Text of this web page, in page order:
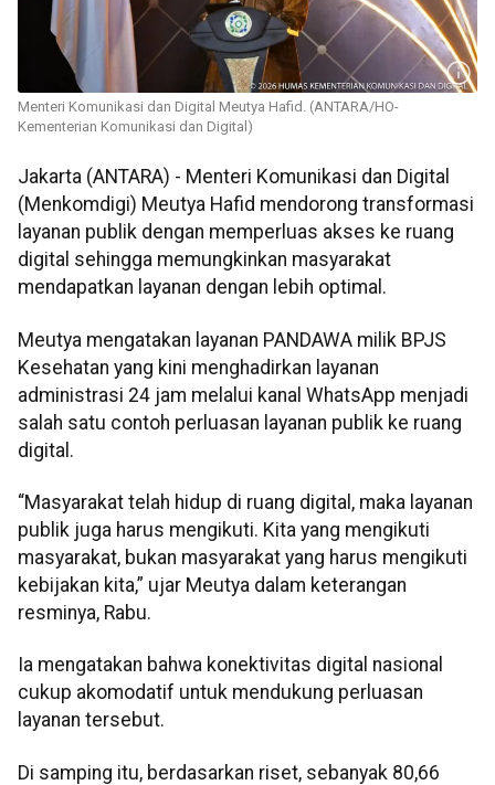
Menteri Komunikasi dan Digital Meutya Hafid. (ANTARA/HO-
Kementerian Komunikasi dan Digital)
Jakarta (ANTARA) - Menteri Komunikasi dan Digital
(Menkomdigi) Meutya Hafid mendorong transformasi
layanan publik dengan memperluas akses ke ruang
digital sehingga memungkinkan masyarakat
mendapatkan layanan dengan lebih optimal.
Meutya mengatakan layanan PANDAWA milik BPJS
Kesehatan yang kini menghadirkan layanan
administrasi 24 jam melalui kanal WhatsApp menjadi
salah satu contoh perluasan layanan publik ke ruang
digital.
“Masyarakat telah hidup di ruang digital, maka layanan
publik juga harus mengikuti. Kita yang mengikuti
masyarakat, bukan masyarakat yang harus mengikuti
kebijakan kita,” ujar Meutya dalam keterangan
resminya, Rabu.
Ia mengatakan bahwa konektivitas digital nasional
cukup akomodatif untuk mendukung perluasan
layanan tersebut.
Di samping itu, berdasarkan riset, sebanyak 80,66